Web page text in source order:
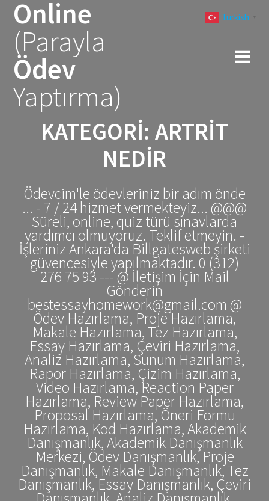
Online
(Parayla
Ödev
Yaptırma)
KATEGORI: ARTRIT
NEDIR
Ödevcim'le ödevleriniz bir adım önde
... - 7 / 24 hizmet vermekteyiz... @@@
Süreli, online, quiz türü sınavlarda
yardımcı olmuyoruz. Teklif etmeyin. -
İşleriniz Ankara'da Billgatesweb şirketi
güvencesiyle yapılmaktadır. 0 (312)
276 75 93 --- @ İletişim İçin Mail
Gönderin
bestessayhomework@gmail.com @
Ödev Hazırlama, Proje Hazırlama,
Makale Hazırlama, Tez Hazırlama,
Essay Hazırlama, Çeviri Hazırlama,
Analiz Hazırlama, Sunum Hazırlama,
Rapor Hazırlama, Çizim Hazırlama,
Video Hazırlama, Reaction Paper
Hazırlama, Review Paper Hazırlama,
Proposal Hazırlama, Öneri Formu
Hazırlama, Kod Hazırlama, Akademik
Danışmanlık, Akademik Danışmanlık
Merkezi, Ödev Danışmanlık, Proje
Danışmanlık, Makale Danışmanlık, Tez
Danışmanlık, Essay Danışmanlık, Çeviri
Turkish ▼